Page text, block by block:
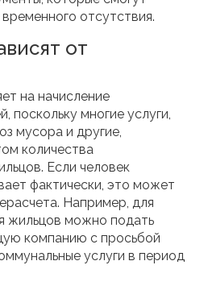
отсутствия.
от
на начисление
поскольку многие услуги,
мусора и другие,
количества
Если человек
фактически, это может
Например, для
жильцов можно подать
компанию с просьбой
услуги в период